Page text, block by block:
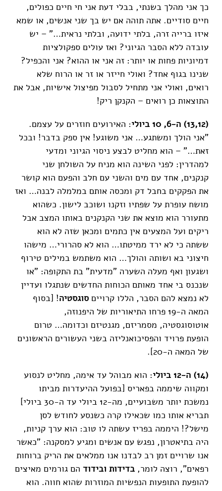
כך אני מהלך בשנתי, בבלי דעת אני חי חיים כפולים,
חיים סודיים. אתה תוהה אם יש בך שני אנשים, או שמא
איזו ברייה זרה, בלתי ידועה, ובלתי נראית…" – יש
עובדה ללא הסבר הגיוני? ואז עולים ספקולציות
דמיוניות פחות או יותר: זה אני או ההוא? אני והכפיל?
שנינו בגוף אחד? ואולי חייזר או זר או הרוח שלא
רואים, ואולי אני מתחיל לסבול מפיצול אישיות, אבל את
התוצאות כן רואים – הקנקן ריק!
(13,12) ה-6, 10 ביולי
: האירועים חוזרים על עצמם.
"אני הולך ומשתגע… אני משוגע! אין ספק בדבר! ובכל
זאת…" – הוא מחליט לבצע ניסוי הגיוני ומדעי
למהדרין: לפני השינה הוא מניח על השולחן שני
קנקנים, אחד עם מים והשני עם חלב והפעם הוא קושר
את הפקקים בחבל דק ומכסה אותם במלמלה לבנה… ואז
מושח עופרת על שפתיו וזקנו ושוכב לישון. כשהוא
מתעורר הוא מוצא את שני הקנקנים באותו המצב אבל
ריקים ועל המצעים אין כתמים ומכאן שזה לא הוא
ששתה כי לא ירד ממיטתו… הוא לא סהרורי… מישהו
חיצוני בא ושותה והולך… הוא משתמש במילים טירוף
ושגעון ואף מעלה השערה "מדעית" בת התקופה: "או
שנכנס בי אחד מאותם הכוחות החדשים שנתגלו ועדיין
לא נמצא להם הסבר, הללו קרויים סוגסטיה! [בסוף
המאה ה-19 פרחו התיאוריות של היפנוזה,
אוטוסוגסטיה, מסמריזם, מגנטיזם וכדומה… טרום
הופעת פרויד והפסיכואנליזה בשני העשורים הראשונים
של המאה ה-20].
(14) ה-12 ביולי
: הוא מבוהל עד אימה, מחליט לנסוע
ומקווה שיממה בפאריס [בפועל ההיעדרות מביתו
נמשכת יותר משבועיים, מה-12 ביולי עד ה-30 ביולי]
תבריא אותו כמו שכאילו קרה כשנסע לחודש לסן
מישל?! היממה בפריז עשתה לו טוב: הוא ערך קניות,
היה בתיאטרון, נפגש עם אנשים ומגיע למסקנה: "כאשר
אנו שרויים זמן רב לבדנו אנו ממלאים את הריק ברוחות
רפאים", רוצה לומר, בדידות ובידוד הם גורמים מאיצים
להופעת התופעות הנפשיות המוזרות שהוא חווה. הוא